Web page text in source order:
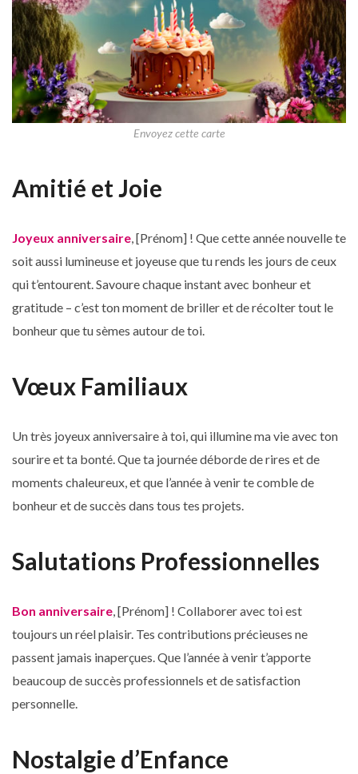
Envoyez cette carte
Amitié et Joie
Joyeux anniversaire, [Prénom] ! Que cette année nouvelle te
soit aussi lumineuse et joyeuse que tu rends les jours de ceux
qui t’entourent. Savoure chaque instant avec bonheur et
gratitude – c’est ton moment de briller et de récolter tout le
bonheur que tu sèmes autour de toi.
Vœux Familiaux
Un très joyeux anniversaire à toi, qui illumine ma vie avec ton
sourire et ta bonté. Que ta journée déborde de rires et de
moments chaleureux, et que l’année à venir te comble de
bonheur et de succès dans tous tes projets.
Salutations Professionnelles
Bon anniversaire, [Prénom] ! Collaborer avec toi est
toujours un réel plaisir. Tes contributions précieuses ne
passent jamais inaperçues. Que l’année à venir t’apporte
beaucoup de succès professionnels et de satisfaction
personnelle.
Nostalgie d’Enfance